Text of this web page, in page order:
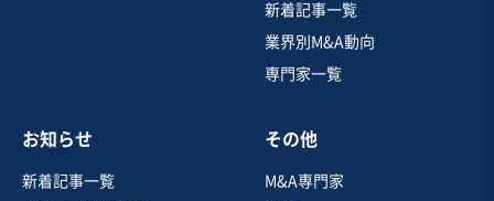
新着記事一覧
業界別M&A動向
専門家一覧
お知らせ
新着記事一覧
その他
M&A専門家